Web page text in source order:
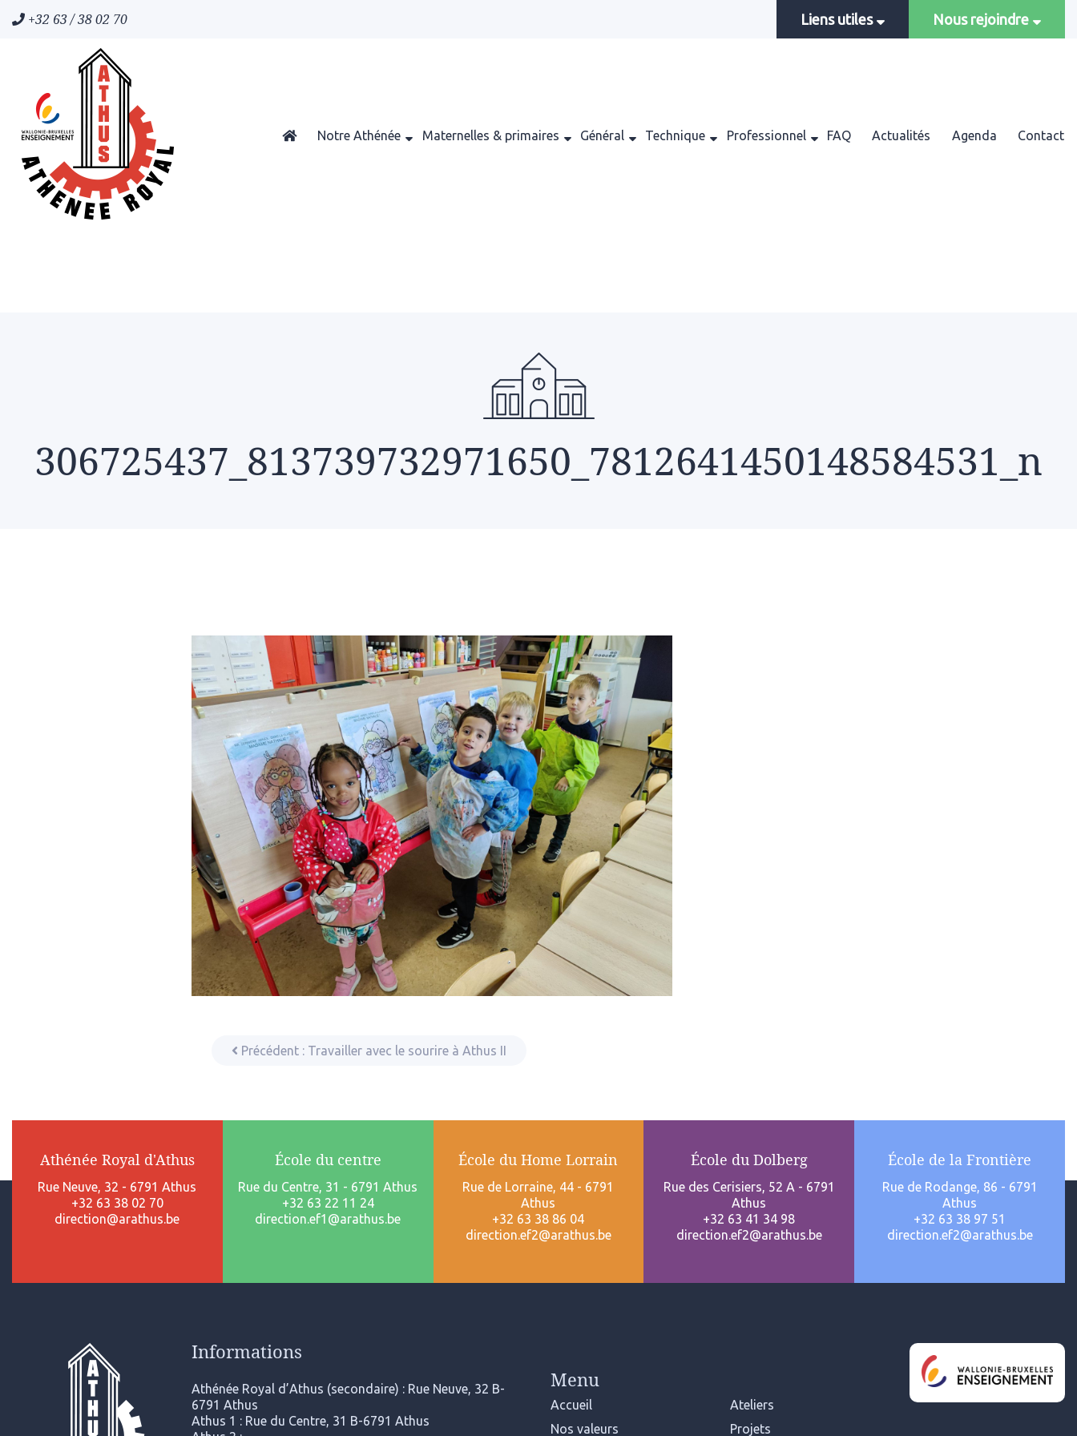
+32 63 / 38 02 70 Liens utiles Nous rejoindre
Notre Athénée Maternelles & primaires Général Technique Professionnel FAQ Actualités Agenda Contact
306725437_813739732971650_7812641450148584531_n
Précédent : Travailler avec le sourire à Athus II
Athénée Royal d'Athus
Rue Neuve, 32 - 6791 Athus
+32 63 38 02 70
direction@arathus.be
École du centre
Rue du Centre, 31 - 6791 Athus
+32 63 22 11 24
direction.ef1@arathus.be
École du Home Lorrain
Rue de Lorraine, 44 - 6791
Athus
+32 63 38 86 04
direction.ef2@arathus.be
École du Dolberg
Rue des Cerisiers, 52 A - 6791
Athus
+32 63 41 34 98
direction.ef2@arathus.be
École de la Frontière
Rue de Rodange, 86 - 6791
Athus
+32 63 38 97 51
direction.ef2@arathus.be
Informations
Athénée Royal d’Athus (secondaire) : Rue Neuve, 32 B-
6791 Athus
Athus 1 : Rue du Centre, 31 B-6791 Athus
Menu
Accueil
Nos valeurs
Ateliers
Projets